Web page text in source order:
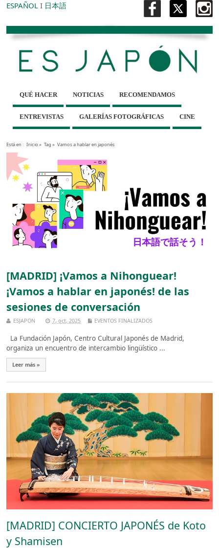
ESPAÑOL I 日本語
QUÉ HACER NOTICIAS RECOMENDAMOS
ENTREVISTAS GALERÍAS FOTOGRÁFICAS CINE
Está en : Inicio» Tag » Vamos a hablar en japonés
[MADRID] ¡Vamos a Nihonguear!
¡Vamos a hablar en japonés! de las
sesiones de conversación
ESJAPON 7, oct, 2025 EVENTOS FINALIZADOS
La Fundación Japón, Centro Cultural Japonés de Madrid,
organiza un encuentro de intercambio lingüístico ...
Leer más »
[MADRID] CONCIERTO JAPONÉS de Koto
y Shamisen